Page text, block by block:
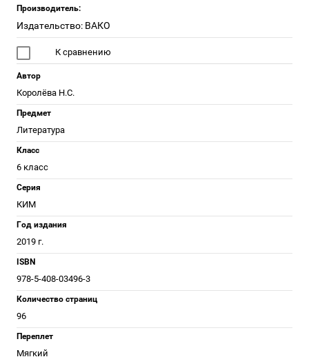
Производитель:
Издательство: ВАКО
К сравнению
Автор
Королёва Н.С.
Предмет
Литература
Класс
6 класс
Серия
КИМ
Год издания
2019 г.
ISBN
978-5-408-03496-3
Количество страниц
96
Переплет
Мягкий